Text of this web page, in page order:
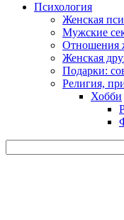
Психология
Женская
Мужские
Женская
Подарки:
Религия,
Хобби